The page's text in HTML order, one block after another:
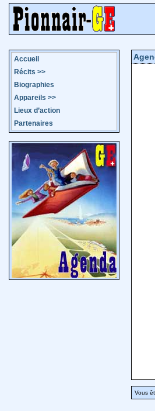
Accueil
Récits >>
Biographies
Appareils >>
Lieux d’action
Partenaires
Vous